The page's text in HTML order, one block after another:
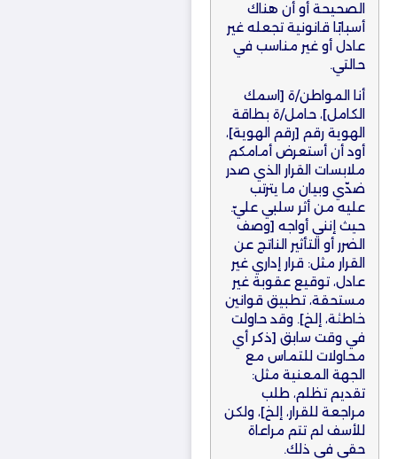
الصحيحة أو أن هناك
أسبابًا قانونية تجعله غير
عادل أو غير مناسب في
حالتي.
أنا المواطن/ة [اسمك
الكامل]، حامل/ة بطاقة
الهوية رقم [رقم الهوية]،
أود أن أستعرض أمامكم
ملابسات القرار الذي صدر
ضدّي وبيان ما يترتب
عليه من أثر سلبي عليّ.
حيث إنني أواجه [وصف
الضرر أو التأثير الناتج عن
القرار مثل: قرار إداري غير
عادل، توقيع عقوبة غير
مستحقة، تطبيق قوانين
خاطئة، إلخ]. وقد حاولت
في وقت سابق [ذكر أي
محاولات للتماس مع
الجهة المعنية مثل:
تقديم تظلم، طلب
مراجعة للقرار، إلخ]، ولكن
للأسف لم تتم مراعاة
حقي في ذلك.